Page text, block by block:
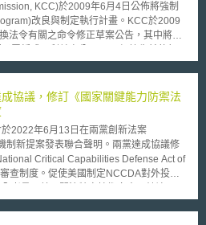
KCC)於2009年6月4日公佈將強制
改良與制定執行計畫。KCC於2009
法令有關之命令修正草案公告，其中將對
提出了相關修正草案。該草案將課予廣電
成。此外，業者必須提出每年的執行計
數位化播送的情況，否則業者將受有不利
南韓於2008年2月針對
並要求在2012年12月31日全面完成廣電
進程可如期完成，強制廣電傳播業者進行
察。
協議，修訂《國家關鍵能力防禦法
2022年6月13日在兩黨創新法案
制新提案發表聯合聲明。兩黨達成協議修
Critical Capabilities Defense Act of
查制度。促使美國制定NCCDA對外投資
升中國能力之風險。因此，雖然NCCDA